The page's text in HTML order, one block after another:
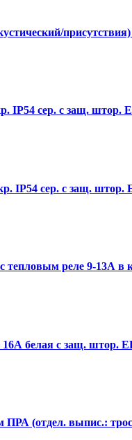
IP54 сер. с защ. штор.
IP54 сер. с защ. штор.
реле 9-13А в
белая с защ. штор.
(отдел. выпис.: